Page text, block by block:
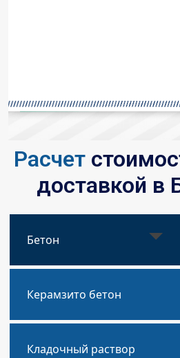
Расчет
доставкой в
Бетон
Керамзито бетон
Кладочный раствор